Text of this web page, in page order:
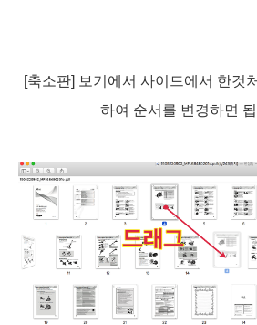
[축소판] 보기에서 사이드에서 한것
하여 순서를 변경하면